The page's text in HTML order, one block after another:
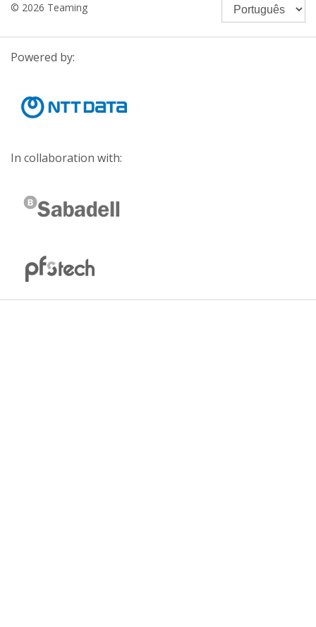
© 2026 Teaming
Powered by:
In collaboration with: